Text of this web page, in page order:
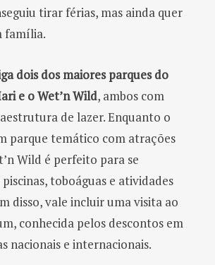
tirar férias, mas ainda quer
família.
dois dos maiores parques do
e o Wet’n Wild, ambos com
de lazer. Enquanto o
parque temático com atrações
Wild é perfeito para se
toboáguas e atividades
disso, vale incluir uma visita ao
conhecida pelos descontos em
nacionais e internacionais.